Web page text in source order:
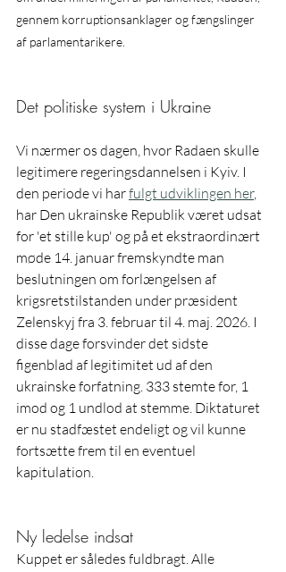
gennem korruptionsanklager og fængslinger
af parlamentarikere.
Det politiske system i Ukraine
Vi nærmer os dagen, hvor Radaen skulle
legitimere regeringsdannelsen i Kyiv. I
den periode vi har fulgt udviklingen her,
har Den ukrainske Republik været udsat
for 'et stille kup' og på et ekstraordinært
møde 14. januar fremskyndte man
beslutningen om forlængelsen af
krigsretstilstanden under præsident
Zelenskyj fra 3. februar til 4. maj. 2026. I
disse dage forsvinder det sidste
figenblad af legitimitet ud af den
ukrainske forfatning. 333 stemte for, 1
imod og 1 undlod at stemme. Diktaturet
er nu stadfæstet endeligt og vil kunne
fortsætte frem til en eventuel
kapitulation.
Ny ledelse indsat
Kuppet er således fuldbragt. Alle